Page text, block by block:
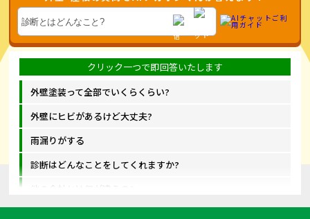
外壁塗装って全部でいくらくらい?
外壁にヒビがあるけど大丈夫?
雨漏りがする
診断はどんなことをしてくれますか?
他の会社とは何が違うの?